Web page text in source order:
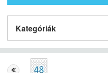
Kategóriák